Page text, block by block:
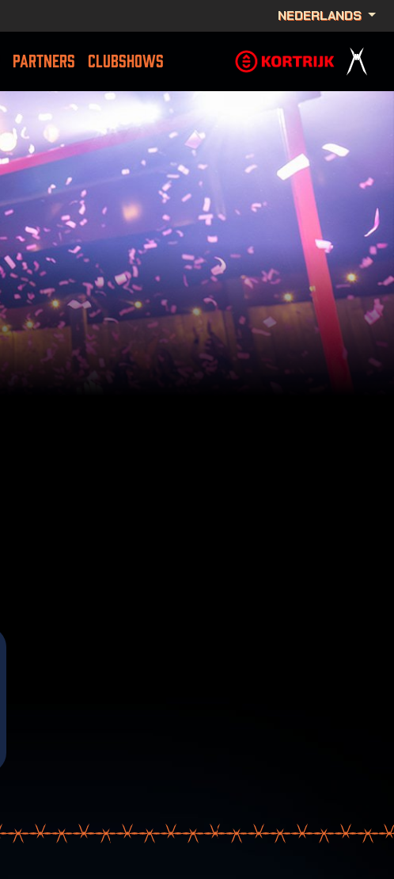
NEDERLANDS
PARTNERS CLUBSHOWS